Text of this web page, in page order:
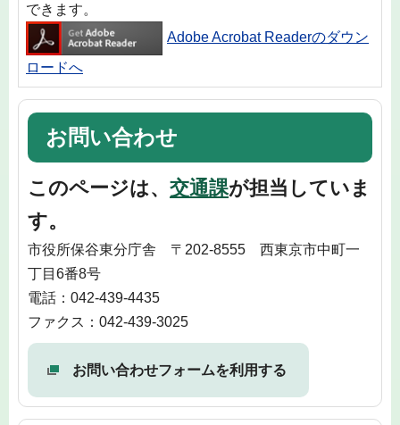
できます。
Adobe Acrobat Readerのダウン
ロードへ
お問い合わせ
このページは、 交通課が担当していま
す。
市役所保谷東分庁舎 〒202-8555 西東京市中町一
丁目6番8号
電話：042-439-4435
ファクス：042-439-3025
お問い合わせフォームを利用する